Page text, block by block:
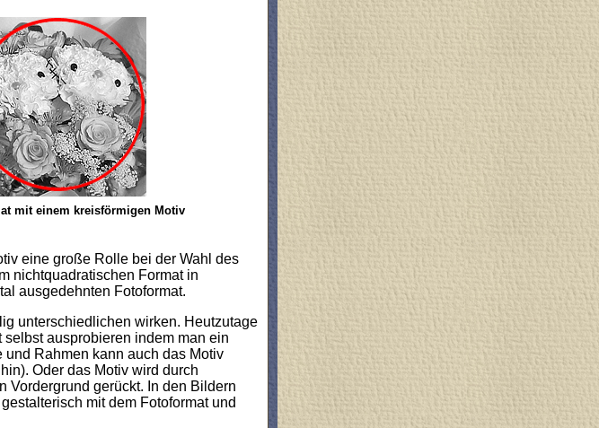
mit einem kreisförmigen Motiv
eine große Rolle bei der Wahl des
nichtquadratischen Format in
ausgedehnten Fotoformat.
unterschiedlichen wirken. Heutzutage
ausprobieren indem man ein
Rahmen kann auch das Motiv
Oder das Motiv wird durch
Vordergrund gerückt. In den Bildern
mit dem Fotoformat und